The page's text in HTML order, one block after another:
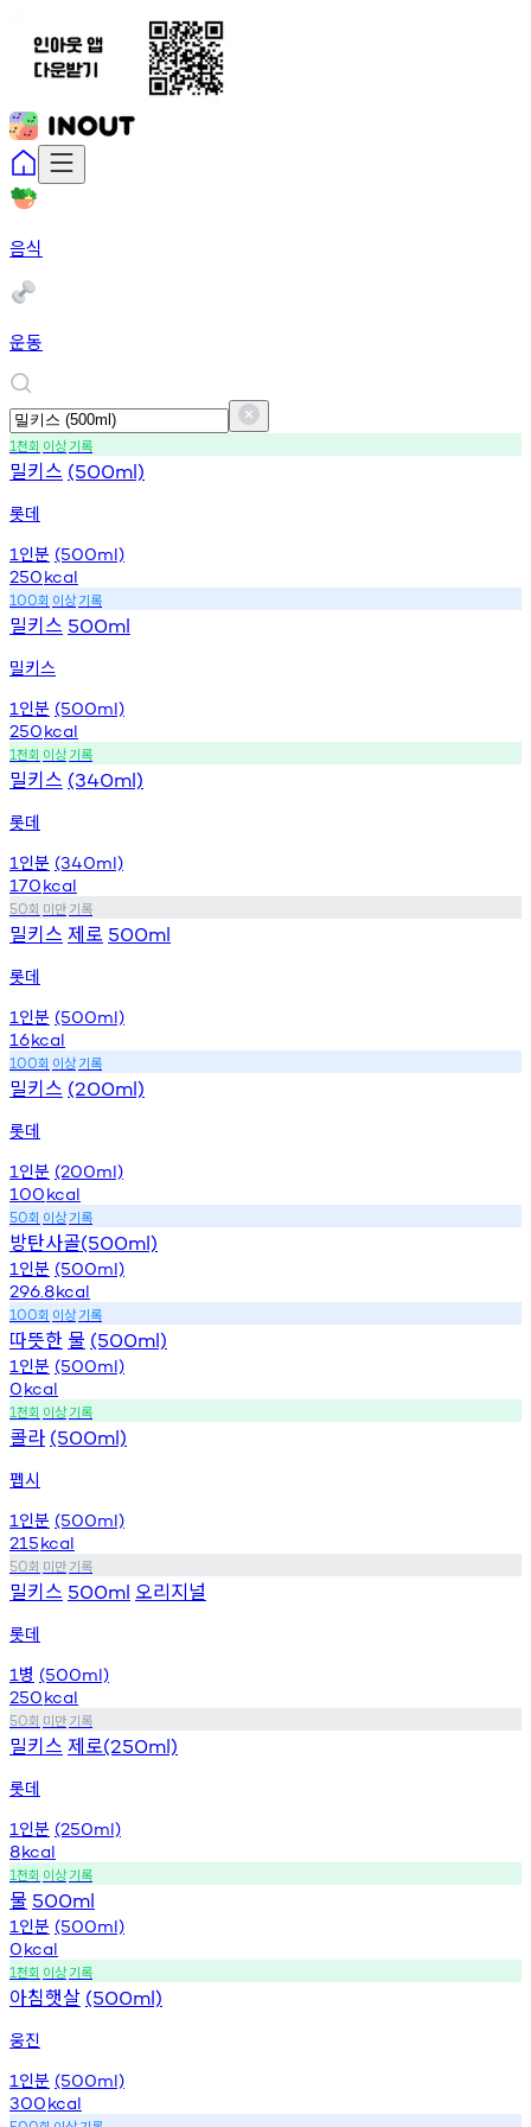
음식
운동
1천회 이상기록
밀키스 (500ml)
롯데
1 인분 (500ml)
250kcal
100회 이상기록
밀키스 500ml
밀키스
1 인분 (500ml)
250kcal
1천회 이상기록
밀키스 (340ml)
롯데
1 인분 (340ml)
170kcal
50회 미만기록
밀키스 제로 500ml
롯데
1 인분 (500ml)
16kcal
100회 이상기록
밀키스 (200ml)
롯데
1 인분 (200ml)
100kcal
50회 이상기록
방탄사골(500ml)
1 인분 (500ml)
296.8kcal
100회 이상기록
따뜻한 물 (500ml)
1 인분 (500ml)
0kcal
1천회 이상기록
콜라 (500ml)
펩시
1 인분 (500ml)
215kcal
50회 미만기록
밀키스 500ml 오리지널
롯데
1 병 (500ml)
250kcal
50회 미만기록
밀키스 제로(250ml)
롯데
1 인분 (250ml)
8kcal
1천회 이상기록
물 500ml
1 인분 (500ml)
0kcal
1천회 이상기록
아침햇살 (500ml)
웅진
1 인분 (500ml)
300kcal